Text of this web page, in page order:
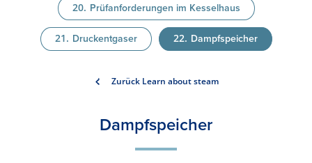
Prüfanforderungen im Kesselhaus
Druckentgaser Dampfspeicher
Zurück Learn about steam
Dampfspeicher